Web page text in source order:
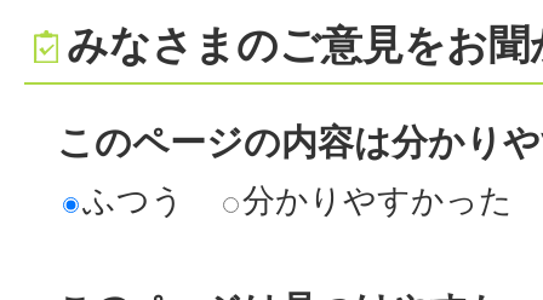
みなさまのご意見をお
このページの内容は分かり
ふつう 分かりやすかった